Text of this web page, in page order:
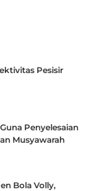
Pesisir
Penyelesaian
Musyawarah
Bola Volly,